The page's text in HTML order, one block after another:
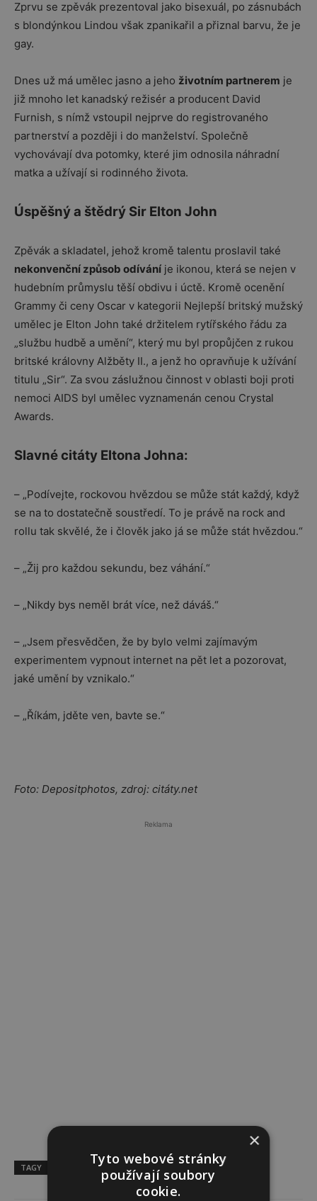
Zprvu se zpěvák prezentoval jako bisexuál, po zásnubách
s blondýnkou Lindou však zpanikařil a přiznal barvu, že je
gay.
Dnes už má umělec jasno a jeho životním partnerem je
již mnoho let kanadský režisér a producent David
Furnish, s nímž vstoupil nejprve do registrovaného
partnerství a později i do manželství. Společně
vychovávají dva potomky, které jim odnosila náhradní
matka a užívají si rodinného života.
Úspěšný a štědrý Sir Elton John
Zpěvák a skladatel, jehož kromě talentu proslavil také
nekonvenční způsob odívání je ikonou, která se nejen v
hudebním průmyslu těší obdivu i úctě. Kromě ocenění
Grammy či ceny Oscar v kategorii Nejlepší britský mužský
umělec je Elton John také držitelem rytířského řádu za
„službu hudbě a umění“, který mu byl propůjčen z rukou
britské královny Alžběty II., a jenž ho opravňuje k užívání
titulu „Sir“. Za svou záslužnou činnost v oblasti boji proti
nemoci AIDS byl umělec vyznamenán cenou Crystal
Awards.
Slavné citáty Eltona Johna:
– „Podívejte, rockovou hvězdou se může stát každý, když
se na to dostatečně soustředí. To je právě na rock and
rollu tak skvělé, že i člověk jako já se může stát hvězdou.“
– „Žij pro každou sekundu, bez váhání.“
– „Nikdy bys neměl brát více, než dáváš.“
– „Jsem přesvědčen, že by bylo velmi zajímavým
experimentem vypnout internet na pět let a pozorovat,
jaké umění by vznikalo.“
– „Říkám, jděte ven, bavte se.“
Foto: Depositphotos, zdroj: citáty.net
Reklama
TAGY Elton John
×
Tyto webové stránky
používají soubory
cookie.